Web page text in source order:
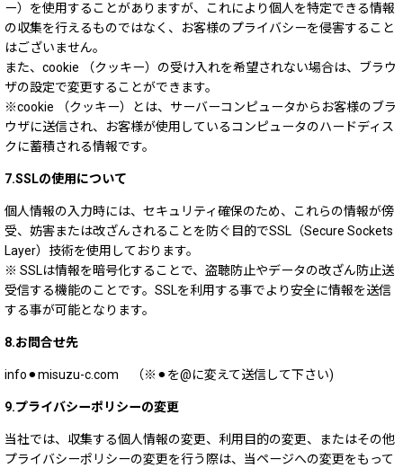
ー）を使用することがありますが、これにより個人を特定できる情報
の収集を行えるものではなく、お客様のプライバシーを侵害すること
はございません。
また、cookie （クッキー）の受け入れを希望されない場合は、ブラウ
ザの設定で変更することができます。
※cookie （クッキー）とは、サーバーコンピュータからお客様のブラ
ウザに送信され、お客様が使用しているコンピュータのハードディス
クに蓄積される情報です。
7.SSLの使用について
個人情報の入力時には、セキュリティ確保のため、これらの情報が傍
受、妨害または改ざんされることを防ぐ目的でSSL（Secure Sockets
Layer）技術を使用しております。
※ SSLは情報を暗号化することで、盗聴防止やデータの改ざん防止送
受信する機能のことです。SSLを利用する事でより安全に情報を送信
する事が可能となります。
8.お問合せ先
info⚫︎misuzu-c.com （※⚫︎を@に変えて送信して下さい)
9.プライバシーポリシーの変更
当社では、収集する個人情報の変更、利用目的の変更、またはその他
プライバシーポリシーの変更を行う際は、当ページへの変更をもって